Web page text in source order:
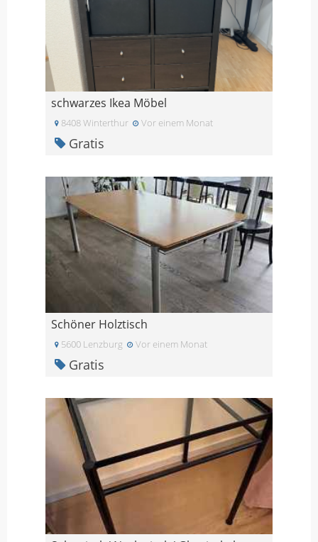
schwarzes Ikea Möbel
8408 Winterthur Vor einem Monat
Gratis
Schöner Holztisch
5600 Lenzburg Vor einem Monat
Gratis